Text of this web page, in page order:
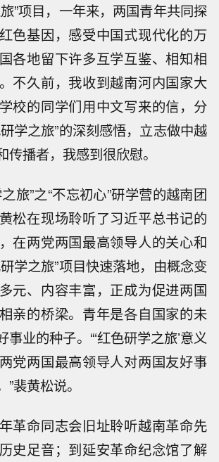
”项目，一年来，两国青年共同探
色基因，感受中国式现代化的万
各地留下许多互学互鉴、相知相
不久前，我收到越南河内国家大
校的同学们用中文写来的信，分
学之旅”的深刻感悟，立志做中越
传播者，我感到很欣慰。
旅”之“不忘初心”研学营的越南团
松在现场聆听了习近平总书记的
在两党两国最高领导人的关心和
学之旅”项目快速落地，由概念变
元、内容丰富，正成为促进两国
亲的桥梁。青年是各自国家的未
事业的种子。“‘红色研学之旅’意义
党两国最高领导人对两国友好事
裴黄松说。
革命同志会旧址聆听越南革命先
史足音；到延安革命纪念馆了解